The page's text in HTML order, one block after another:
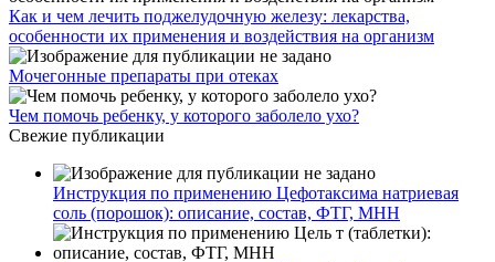
Как и чем лечить поджелудочную железу: лекарства,
особенности их применения и воздействия на организм
Мочегонные препараты при отеках
Чем помочь ребенку, у которого заболело ухо?
Свежие публикации
Инструкция по применению Цефотаксима натриевая
соль (порошок): описание, состав, ФТГ, МНН